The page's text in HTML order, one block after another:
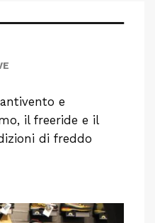
e
il freeride e il
di freddo